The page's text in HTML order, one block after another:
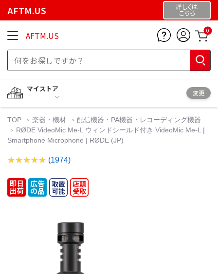
AFTM.US 詳しくは
こちら
AFTM.US 0
マイストア
変更
TOP 楽器・機材
配信機器・PA機器・レコーディング機器
RØDE VideoMic Me-L ウィンドシールド付き VideoMic Me-L |
Smartphone Microphone | RØDE (JP)
(1974)